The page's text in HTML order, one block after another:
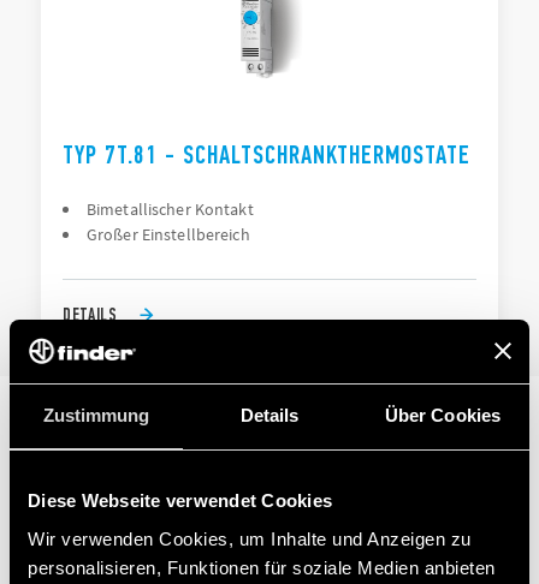
Zustimmung Details Über Cookies
Diese Webseite verwendet Cookies
Wir verwenden Cookies, um Inhalte und Anzeigen zu
personalisieren, Funktionen für soziale Medien anbieten
TYP 7T.81 - SCHALTSCHRANKTHERMOSTATE
Bimetallischer Kontakt
Großer Einstellbereich
DETAILS
PRODUKTE